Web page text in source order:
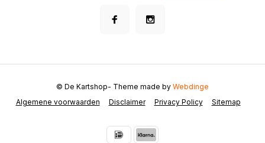
Algemene voorwaarden Disclaimer Privacy Policy Sitemap
© De Kartshop- Theme made by Webdinge